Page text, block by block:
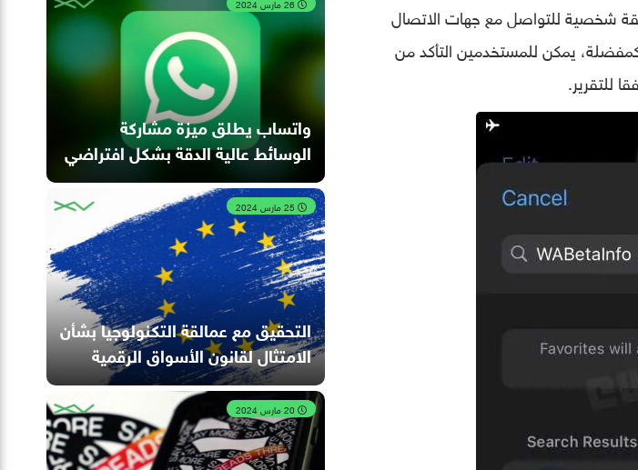
شخصية للتواصل مع جهات الاتصال
يمكن للمستخدمين التأكد من
للتقرير.
واتساب يطلق ميزة مشاركة
الوسائط عالية الدقة بشكل افتراضي
التحقيق مع عمالقة التكنولوجيا بشأن
الامتثال لقانون الأسواق الرقمية